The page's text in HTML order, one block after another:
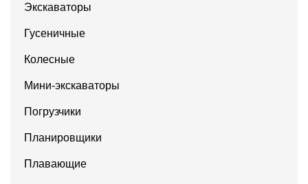
Экскаваторы
Гусеничные
Колесные
Мини-экскаваторы
Погрузчики
Планировщики
Плавающие